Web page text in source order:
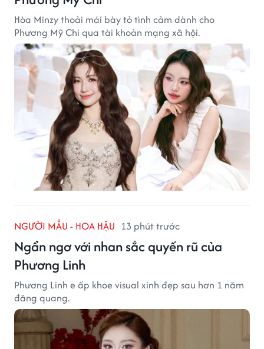
Hòa Minzy thoải mái bày tỏ tình cảm dành cho
Phương Mỹ Chi qua tài khoản mạng xã hội.
NGƯỜI MẪU - HOA HẬU 13 phút trước
Ngẩn ngơ với nhan sắc quyến rũ của
Phương Linh
Phương Linh e ấp khoe visual xinh đẹp sau hơn 1 năm
đăng quang.